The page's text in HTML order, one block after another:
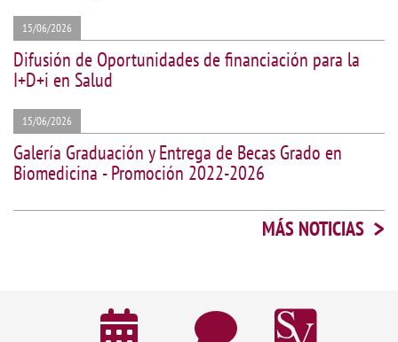
15/06/2026
Difusión de Oportunidades de financiación para la
I+D+i en Salud
15/06/2026
Galería Graduación y Entrega de Becas Grado en
Biomedicina - Promoción 2022-2026
MÁS NOTICIAS >